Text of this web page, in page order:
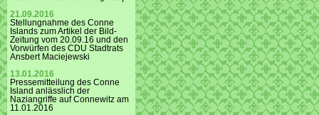
21.09.2016
Stellungnahme des Conne
Islands zum Artikel der Bild-
Zeitung vom 20.09.16 und den
Vorwürfen des CDU Stadtrats
Ansbert Maciejewski
13.01.2016
Pressemitteilung des Conne
Island anlässlich der
Naziangriffe auf Connewitz am
11.01.2016